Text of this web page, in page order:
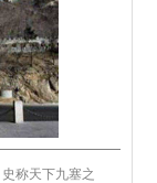
称天下九塞之